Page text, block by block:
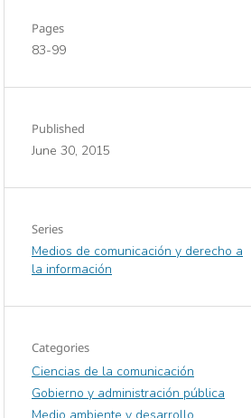
Pages
83-99
Published
June 30, 2015
Series
Medios de comunicación y derecho a
la información
Categories
Ciencias de la comunicación
Gobierno y administración pública